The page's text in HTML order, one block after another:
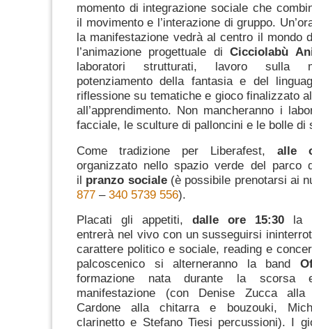
momento di integrazione sociale che
il movimento e l’interazione di gruppo.
la manifestazione vedrà al centro il mondo
l’animazione progettuale diCicciolabù
laboratori strutturati, lavoro sulla
potenziamento della fantasia e del
riflessione su tematiche e gioco finalizzato
all’apprendimento. Non mancheranno i
facciale, le sculture di palloncini e le bolle di
Come tradizione per Liberafest, alle
organizzato nello spazio verde del parco
il pranzo sociale(è possibile prenotarsi ai
877 – 340 5739 556).
Placati gli appetiti, dalle ore 15:30 la
entrerà nel vivo con un susseguirsi
carattere politico e sociale, reading e
palcoscenico si alterneranno la band
formazione nata durante la scorsa
manifestazione (con Denise Zucca alla
Cardone alla chitarra e bouzouki,
clarinetto e Stefano Tiesi percussioni). I